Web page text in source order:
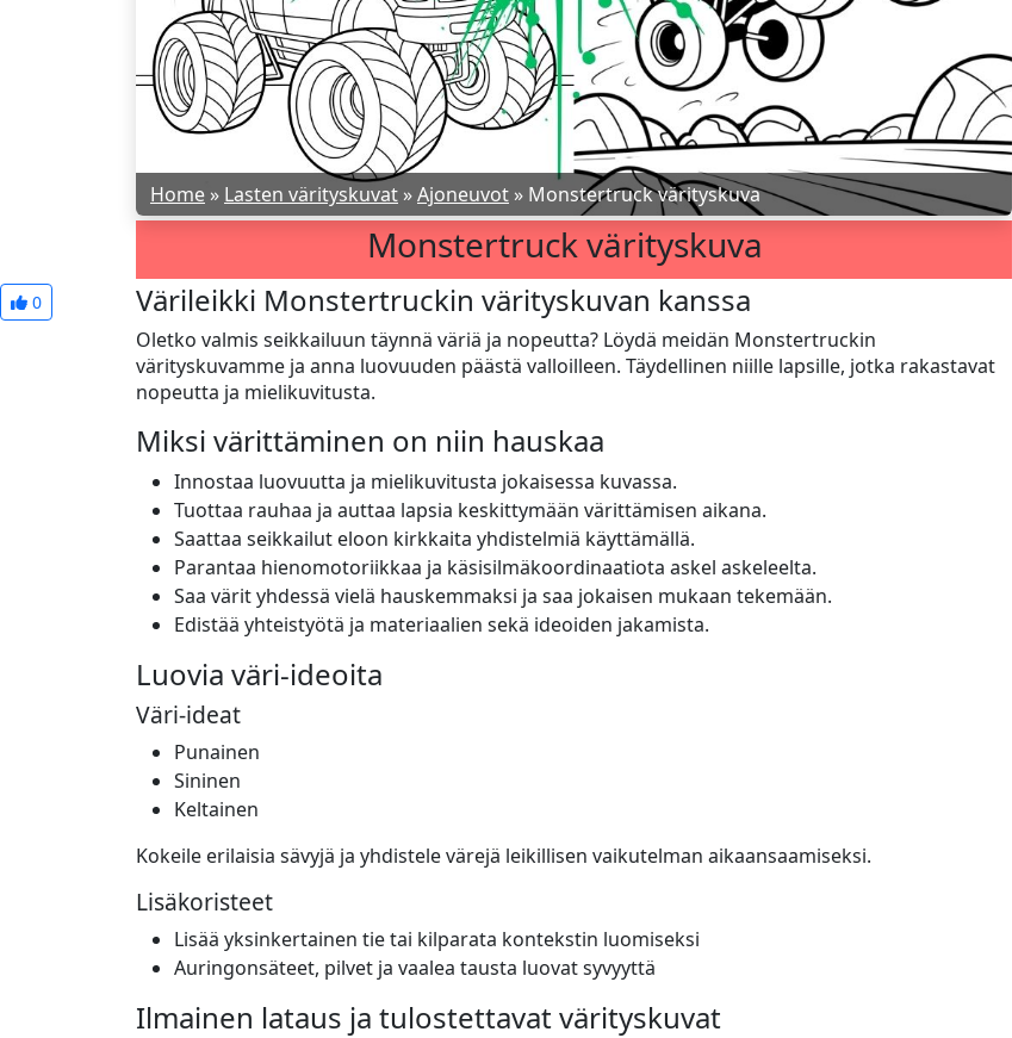
Home » Lasten värityskuvat »Ajoneuvot » Monstertruck värityskuva
Monstertruck värityskuva
0 Värileikki Monstertruckin värityskuvan kanssa
Oletko valmis seikkailuun täynnä väriä ja nopeutta? Löydä meidän Monstertruckin
värityskuvamme ja anna luovuuden päästä valloilleen. Täydellinen niille lapsille, jotka rakastavat
nopeutta ja mielikuvitusta.
Miksi värittäminen on niin hauskaa
Innostaa luovuutta ja mielikuvitusta jokaisessa kuvassa.
Tuottaa rauhaa ja auttaa lapsia keskittymään värittämisen aikana.
Saattaa seikkailut eloon kirkkaita yhdistelmiä käyttämällä.
Parantaa hienomotoriikkaa ja käsisilmäkoordinaatiota askel askeleelta.
Saa värit yhdessä vielä hauskemmaksi ja saa jokaisen mukaan tekemään.
Edistää yhteistyötä ja materiaalien sekä ideoiden jakamista.
Luovia väri-ideoita
Väri-ideat
Punainen
Sininen
Keltainen
Kokeile erilaisia sävyjä ja yhdistele värejä leikillisen vaikutelman aikaansaamiseksi.
Lisäkoristeet
Lisää yksinkertainen tie tai kilparata kontekstin luomiseksi
Auringonsäteet, pilvet ja vaalea tausta luovat syvyyttä
Ilmainen lataus ja tulostettavat värityskuvat